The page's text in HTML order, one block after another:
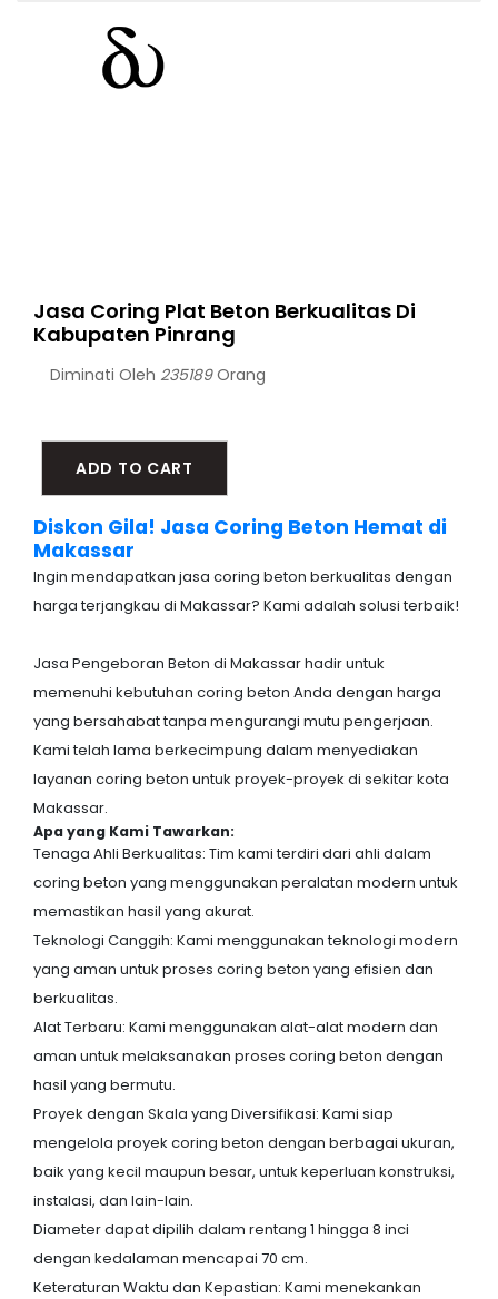
Jasa Coring Plat Beton Berkualitas Di
Kabupaten Pinrang
Diminati Oleh 235189Orang
ADD TO CART
Diskon Gila! Jasa Coring Beton Hemat di
Makassar
Ingin mendapatkan jasa coring beton berkualitas dengan
harga terjangkau di Makassar? Kami adalah solusi terbaik!
Jasa Pengeboran Beton di Makassar hadir untuk
memenuhi kebutuhan coring beton Anda dengan harga
yang bersahabat tanpa mengurangi mutu pengerjaan.
Kami telah lama berkecimpung dalam menyediakan
layanan coring beton untuk proyek-proyek di sekitar kota
Makassar.
Apa yang Kami Tawarkan:
Tenaga Ahli Berkualitas: Tim kami terdiri dari ahli dalam
coring beton yang menggunakan peralatan modern untuk
memastikan hasil yang akurat.
Teknologi Canggih: Kami menggunakan teknologi modern
yang aman untuk proses coring beton yang efisien dan
berkualitas.
Alat Terbaru: Kami menggunakan alat-alat modern dan
aman untuk melaksanakan proses coring beton dengan
hasil yang bermutu.
Proyek dengan Skala yang Diversifikasi: Kami siap
mengelola proyek coring beton dengan berbagai ukuran,
baik yang kecil maupun besar, untuk keperluan konstruksi,
instalasi, dan lain-lain.
Diameter dapat dipilih dalam rentang 1 hingga 8 inci
dengan kedalaman mencapai 70 cm.
Keteraturan Waktu dan Kepastian: Kami menekankan